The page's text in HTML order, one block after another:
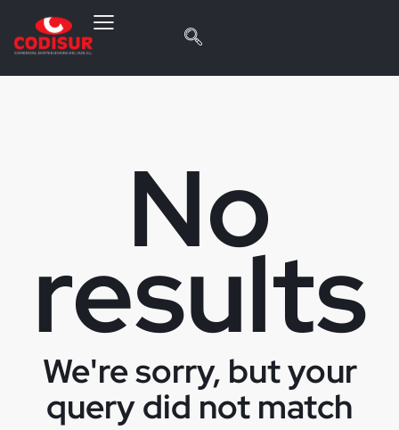
No
results
We're sorry, but your
query did not match